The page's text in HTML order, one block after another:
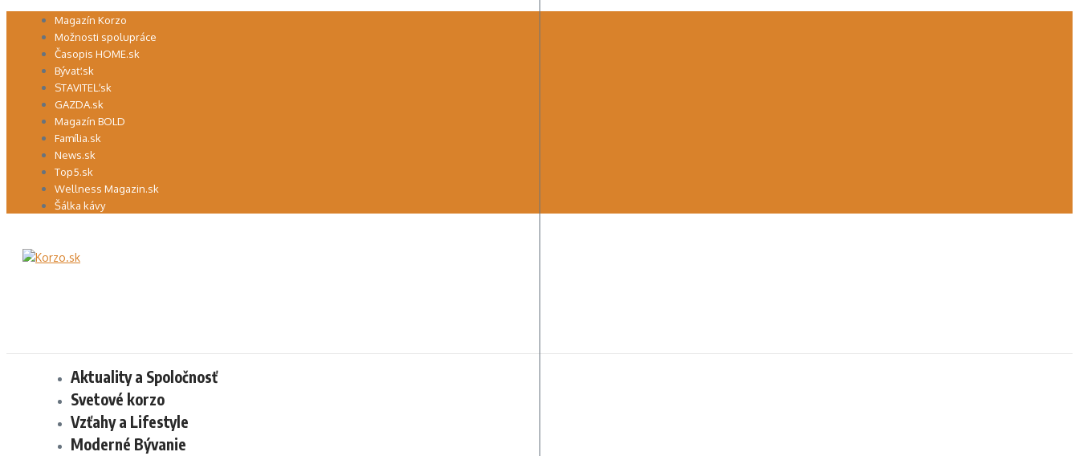
Preskočiť Magazín Korzo
Možnosti spolupráce
Časopis HOME.sk
Bývať.sk
STAVITEĽ.sk
GAZDA.sk
Magazín BOLD
Família.sk
News.sk
Top5.sk
Wellness Magazin.sk
Šálka kávy
Aktuality a Spoločnosť
Svetové korzo
Vzťahy a Lifestyle
Moderné Bývanie